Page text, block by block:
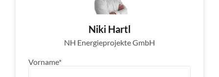
Niki Hartl
NH Energieprojekte GmbH
Vorname*